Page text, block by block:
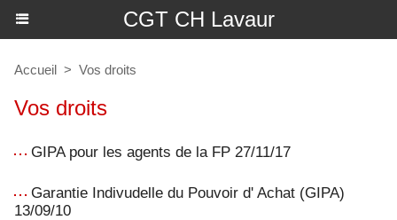
CGT CH Lavaur
Accueil > Vos droits
Vos droits
GIPA pour les agents de la FP 27/11/17
Garantie Indivudelle du Pouvoir d' Achat (GIPA)
13/09/10